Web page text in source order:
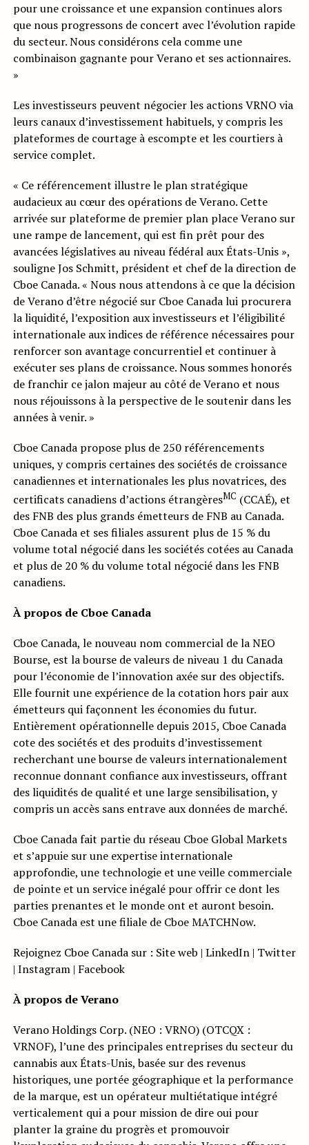
pour une croissance et une expansion continues alors
que nous progressons de concert avec l’évolution rapide
du secteur. Nous considérons cela comme une
combinaison gagnante pour Verano et ses actionnaires.
»
Les investisseurs peuvent négocier les actions VRNO via
leurs canaux d’investissement habituels, y compris les
plateformes de courtage à escompte et les courtiers à
service complet.
« Ce référencement illustre le plan stratégique
audacieux au cœur des opérations de Verano. Cette
arrivée sur plateforme de premier plan place Verano sur
une rampe de lancement, qui est fin prêt pour des
avancées législatives au niveau fédéral aux États-Unis »,
souligne Jos Schmitt, président et chef de la direction de
Cboe Canada. « Nous nous attendons à ce que la décision
de Verano d’être négocié sur Cboe Canada lui procurera
la liquidité, l’exposition aux investisseurs et l’éligibilité
internationale aux indices de référence nécessaires pour
renforcer son avantage concurrentiel et continuer à
exécuter ses plans de croissance. Nous sommes honorés
de franchir ce jalon majeur au côté de Verano et nous
nous réjouissons à la perspective de le soutenir dans les
années à venir. »
Cboe Canada propose plus de 250 référencements
uniques, y compris certaines des sociétés de croissance
canadiennes et internationales les plus novatrices, des
certificats canadiens d’actions étrangèresMC (CCAÉ), et
des FNB des plus grands émetteurs de FNB au Canada.
Cboe Canada et ses filiales assurent plus de 15 % du
volume total négocié dans les sociétés cotées au Canada
et plus de 20 % du volume total négocié dans les FNB
canadiens.
À propos de Cboe Canada
Cboe Canada, le nouveau nom commercial de la NEO
Bourse, est la bourse de valeurs de niveau 1 du Canada
pour l’économie de l’innovation axée sur des objectifs.
Elle fournit une expérience de la cotation hors pair aux
émetteurs qui façonnent les économies du futur.
Entièrement opérationnelle depuis 2015, Cboe Canada
cote des sociétés et des produits d’investissement
recherchant une bourse de valeurs internationalement
reconnue donnant confiance aux investisseurs, offrant
des liquidités de qualité et une large sensibilisation, y
compris un accès sans entrave aux données de marché.
Cboe Canada fait partie du réseau Cboe Global Markets
et s’appuie sur une expertise internationale
approfondie, une technologie et une veille commerciale
de pointe et un service inégalé pour offrir ce dont les
parties prenantes et le monde ont et auront besoin.
Cboe Canada est une filiale de Cboe MATCHNow.
Rejoignez Cboe Canada sur : Site web | LinkedIn | Twitter
| Instagram | Facebook
À propos de Verano
Verano Holdings Corp. (NEO : VRNO) (OTCQX :
VRNOF), l’une des principales entreprises du secteur du
cannabis aux États-Unis, basée sur des revenus
historiques, une portée géographique et la performance
de la marque, est un opérateur multiétatique intégré
verticalement qui a pour mission de dire oui pour
planter la graine du progrès et promouvoir